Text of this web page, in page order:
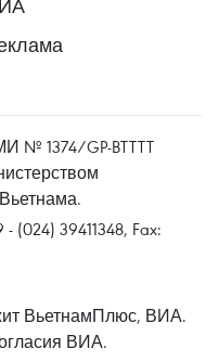
№ 1374/GP-BTTTT
(024) 39411348, Fax:
ВьетнамПлюс, ВИА.
ВИА.